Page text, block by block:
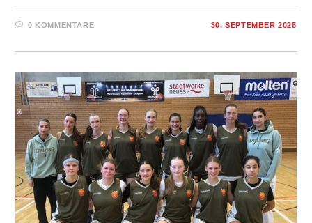
0 KOMMENTARE 30. SEPTEMBER 2025